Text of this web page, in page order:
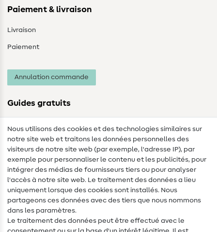
Paiement & livraison
Livraison
Paiement
Annulation commande
Guides gratuits
Lexique de couture
Tutos de couture
Aide & contact
Contact
Changement de propriétaire
Nous utilisons des cookies et des technologies similaires sur
notre site web et traitons les données personnelles des
visiteurs de notre site web (par exemple, l'adresse IP), par
exemple pour personnaliser le contenu et les publicités, pour
intégrer des médias de fournisseurs tiers ou pour analyser
l'accès à notre site web. Le traitement des données a lieu
uniquement lorsque des cookies sont installés. Nous
partageons ces données avec des tiers que nous nommons
dans les paramètres.
Le traitement des données peut être effectué avec le